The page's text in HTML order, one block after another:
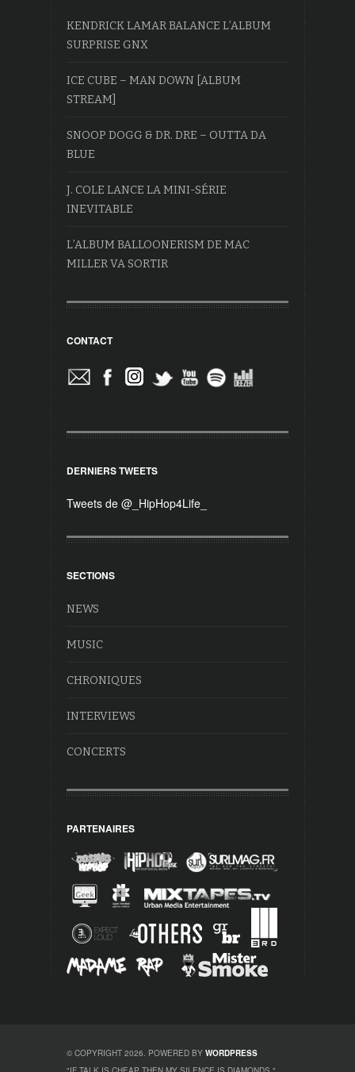
KENDRICK LAMAR BALANCE L’ALBUM
SURPRISE GNX
ICE CUBE – MAN DOWN [ALBUM
STREAM]
SNOOP DOGG & DR. DRE – OUTTA DA
BLUE
J. COLE LANCE LA MINI-SÉRIE
INEVITABLE
L’ALBUM BALLOONERISM DE MAC
MILLER VA SORTIR
CONTACT
DERNIERS TWEETS
Tweets de @_HipHop4Life_
SECTIONS
NEWS
MUSIC
CHRONIQUES
INTERVIEWS
CONCERTS
PARTENAIRES
© COPYRIGHT 2026. POWERED BY WORDPRESS